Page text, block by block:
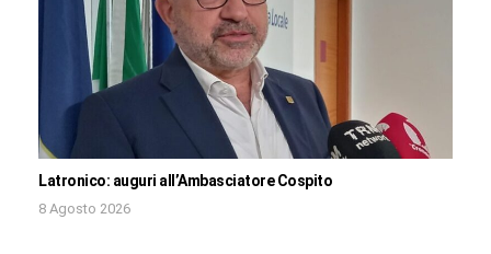
Latronico: auguri all’Ambasciatore Cospito
8 Agosto 2026